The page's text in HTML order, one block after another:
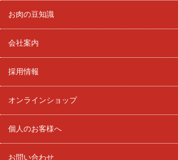
お肉の豆知識
会社案内
採用情報
オンラインショップ
個人のお客様へ
お問い合わせ